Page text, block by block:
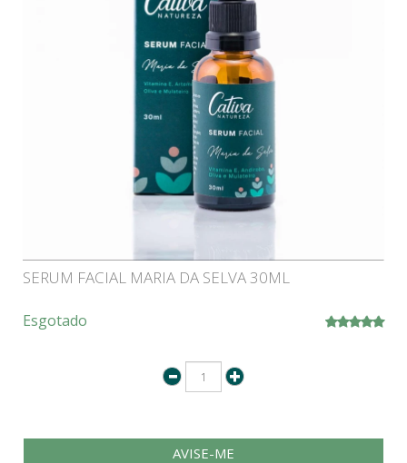
SERUM FACIAL MARIA DA SELVA 30ML
Esgotado
AVISE-ME